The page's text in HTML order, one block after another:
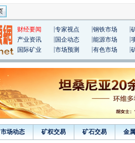
财经要闻 专家视点 钢铁市场
产业资讯
国企动态 能源市场
国际矿业
市场预测 有色市场
市场动态 矿权交易 矿石交易 金